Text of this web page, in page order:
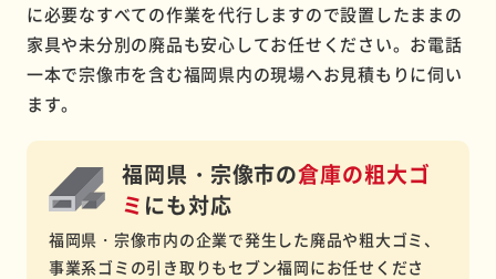
に必要なすべての作業を代行しますので設置したままの
家具や未分別の廃品も安心してお任せください。お電話
一本で宗像市を含む福岡県内の現場へお見積もりに伺い
ます。
福岡県・宗像市の倉庫の粗大ゴ
ミ にも対応
福岡県・宗像市内の企業で発生した廃品や粗大ゴミ、
事業系ゴミの引き取りもセブン福岡にお任せくださ